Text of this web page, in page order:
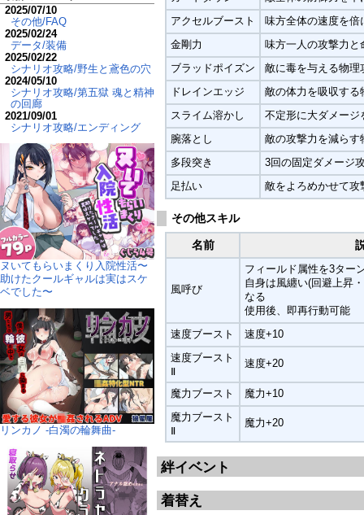
アクセルブースト
味方全体の速度を倍
金剛力
味方一人の攻撃力と
ブラッドポイズン
敵に毒を与える物理
ドレインエッジ
敵の体力を吸収する
スライム溶かし
不定形に大ダメージ
腕落とし
敵の攻撃力を減らす
多段突き
3回の固定ダメージ
足払い
敵をよろめかせて攻
その他スキル
名前
風呼び
フィールド属性を3ター
自身は風纏い(回避上昇
なる
使用後、即再行動可能
速度ブースト
速度+10
速度ブースト
Ⅱ
速度+20
魔力ブースト
魔力+10
魔力ブースト
Ⅱ
魔力+20
絆イベント
着替え
2025/07/10
その他/FAQ
2025/02/24
データ/装備
2025/02/22
シナリオ攻略/野生と鳶色の穴
2024/05/10
シナリオ攻略/第五獄 魂と精神
の回廊
2021/09/01
シナリオ攻略/エンディング
ヌいてもらいまくり入院性活〜
助けたクールギャルは実はスケ
ベでした〜
リンカノ -白濁の輪舞曲-